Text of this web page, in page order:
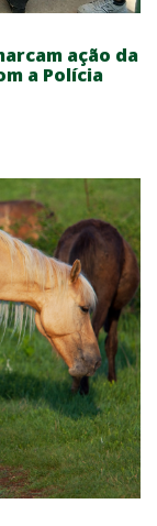
ação da
a Polícia